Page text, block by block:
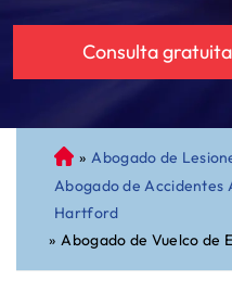
Consulta gratuita
A
bo
ga
do
de
» Abogado de
Abogado de Accidentes
Hartford
» Abogado de Vuelco de